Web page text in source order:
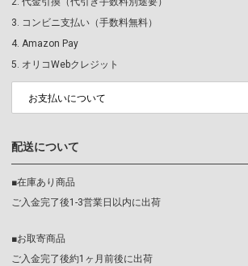
コンビニ支払い（手数料無料）
Amazon Pay
オリコWebクレジット
お支払いについて
配送について
■在庫あり商品
ご入金完了後1-3営業日以内に出荷
■お取寄商品
ご入金完了後約1ヶ月前後に出荷